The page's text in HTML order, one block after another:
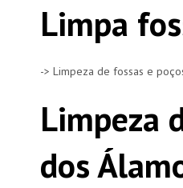
Limpa
-> Limpeza de fossas e
Limpeza
dos